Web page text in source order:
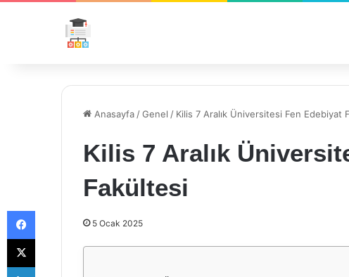
Anasayfa /Genel / Kilis 7 Aralık Üniversitesi Fen Edebiyat
Kilis 7 Aralık
Fakültesi
5 Ocak 2025
Facebook
X
LinkedIn